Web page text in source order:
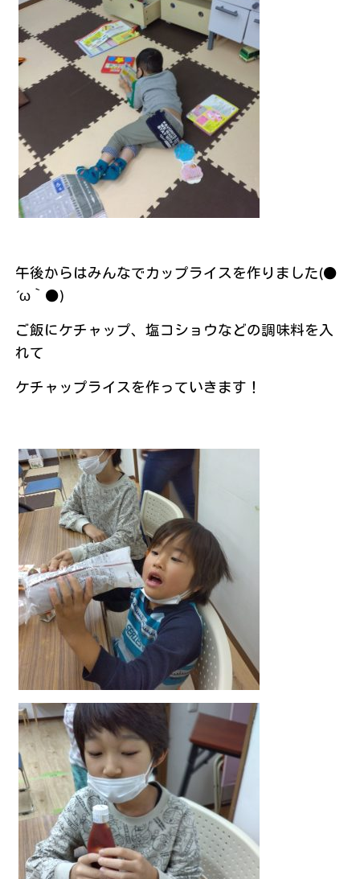
午後からはみんなでカップライスを作りました(●
´ω｀●)
ご飯にケチャップ、塩コショウなどの調味料を入
れて
ケチャップライスを作っていきます！